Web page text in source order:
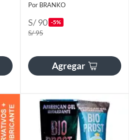
Por BRANKO
S/ 90 -5%
S/ 95
Agregar